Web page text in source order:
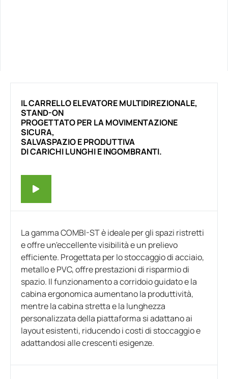
IL CARRELLO ELEVATORE MULTIDIREZIONALE,
STAND-ON
PROGETTATO PER LA MOVIMENTAZIONE
SICURA,
SALVASPAZIO E PRODUTTIVA
DI CARICHI LUNGHI E INGOMBRANTI.
La gamma COMBI-ST è ideale per gli spazi ristretti
e offre un'eccellente visibilità e un prelievo
efficiente. Progettata per lo stoccaggio di acciaio,
metallo e PVC, offre prestazioni di risparmio di
spazio. Il funzionamento a corridoio guidato e la
cabina ergonomica aumentano la produttività,
mentre la cabina stretta e la lunghezza
personalizzata della piattaforma si adattano ai
layout esistenti, riducendo i costi di stoccaggio e
adattandosi alle crescenti esigenze.